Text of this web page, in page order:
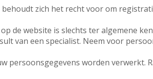
zich het recht voor om
de website is slechts ter algemene
van een specialist. Neem voor
persoonsgegevens worden verwerkt.